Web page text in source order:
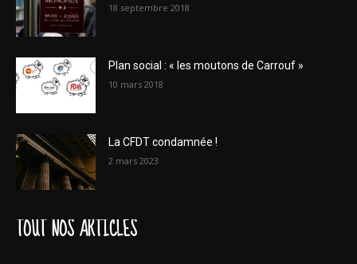
18 septembre 2018
Plan social : « les moutons de Carrouf »
10 mars 2018
La CFDT condamnée !
2 mars 2023
TOUT NOS ARTICLES